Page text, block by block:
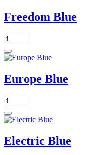
Freedom Blue
Europe Blue
Electric Blue